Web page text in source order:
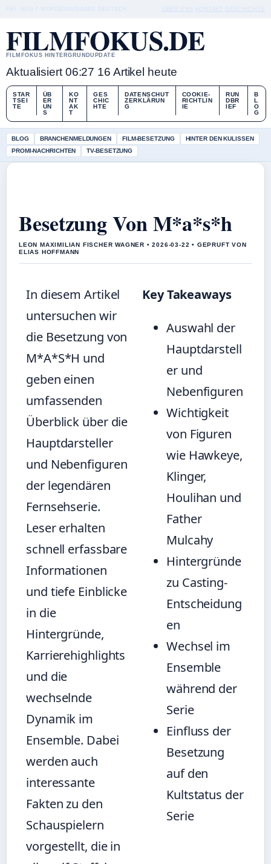
FILMFOKUS.DE
FILMFOKUS HINTERGRUNDUPDATE
Aktualisiert 06:27 16 Artikel heute
STAR
TSEI
TE
ÜB
ER
UN
S
KO
NT
AK
T
GES
CHIC
HTE
DATENSCHUT
ZERKLÄRUN
G
COOKIE-
RICHTLIN
IE
RUN
DBR
IEF
B
L
O
G
BLOG BRANCHENMELDUNGEN FILM-BESETZUNG
HINTER DEN KULISSEN
PROMI-NACHRICHTEN
TV-BESETZUNG
Besetzung Von M*a*s*h
LEON MAXIMILIAN FISCHER WAGNER • 2026-03-22 • GEPRUFT VON
ELIAS HOFFMANN
In diesem Artikel
untersuchen wir
die Besetzung von
M*A*S*H und
geben einen
umfassenden
Überblick über die
Hauptdarsteller
und Nebenfiguren
der legendären
Fernsehserie.
Leser erhalten
schnell erfassbare
Informationen
und tiefe Einblicke
in die
Hintergründe,
Karrierehighlights
und die
wechselnde
Dynamik im
Ensemble. Dabei
werden auch
interessante
Fakten zu den
Schauspielern
vorgestellt, die in
Key Takeaways
Auswahl der
Hauptdarstell
er und
Nebenfiguren
Wichtigkeit
von Figuren
wie Hawkeye,
Klinger,
Houlihan und
Father
Mulcahy
Hintergründe
zu Casting-
Entscheidung
en
Wechsel im
Ensemble
während der
Serie
Einfluss der
Besetzung
auf den
Kultstatus der
Serie